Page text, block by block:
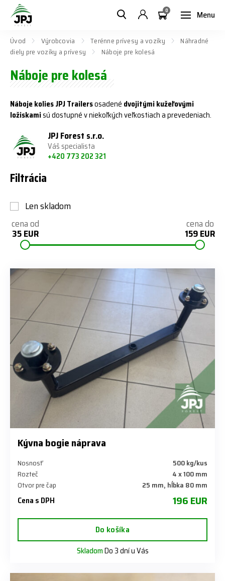
Menu
0
Úvod Výrobcovia Terénne prívesy a vozíky
Náhradné
diely pre vozíky a prívesy
Náboje pre kolesá
Náboje pre kolesá
Náboje kolies JPJ Trailersosadené dvojitými kužeľovými
ložiskamisú dostupné v niekoľkých veľkostiach a prevedeniach.
JPJ Forest s.r.o.
Váš specialista
+420 773 202 321
Filtrácia
Len skladom
cena od
35 EUR
cena do
159 EUR
Kývna bogie náprava
Nosnosť
500 kg/kus
Rozteč
4 x 100 mm
Otvor pre čap
25 mm, hĺbka 80 mm
Cena s DPH 196 EUR
Do košíka
SkladomDo 3 dní u Vás